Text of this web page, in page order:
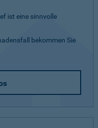
ist eine sinnvolle
bekommen Sie